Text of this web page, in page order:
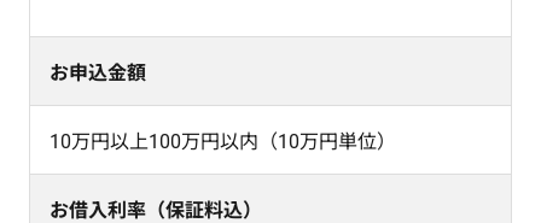
お申込金額
10万円以上100万円以内（10万円単位）
お借入利率（保証料込）